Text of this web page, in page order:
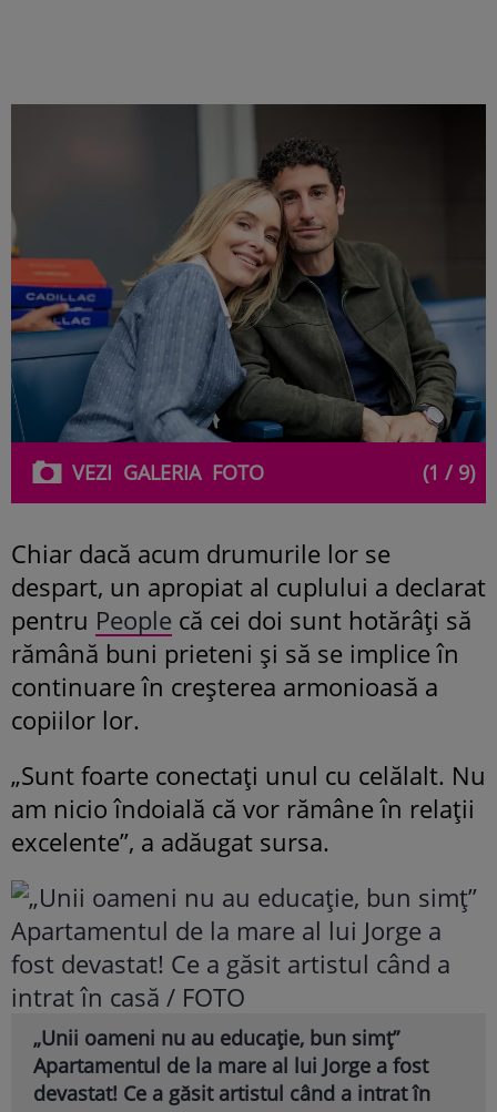
VEZI GALERIAFOTO (1 / 9)
Chiar dacă acum drumurile lor se
despart, un apropiat al cuplului a declarat
pentru People că cei doi sunt hotărâți să
rămână buni prieteni și să se implice în
continuare în creșterea armonioasă a
copiilor lor.
„Sunt foarte conectați unul cu celălalt. Nu
am nicio îndoială că vor rămâne în relații
excelente”, a adăugat sursa.
„Unii oameni nu au educație, bun simț”
Apartamentul de la mare al lui Jorge a fost
devastat! Ce a găsit artistul când a intrat în